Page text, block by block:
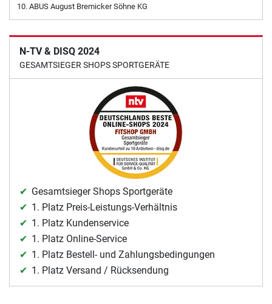
ABUS August Bremicker Söhne KG
N-TV & DISQ 2024
GESAMTSIEGER SHOPS SPORTGERÄTE
Gesamtsieger Shops Sportgeräte
1. Platz Preis-Leistungs-Verhältnis
1. Platz Kundenservice
1. Platz Online-Service
1. Platz Bestell- und Zahlungsbedingungen
1. Platz Versand / Rücksendung